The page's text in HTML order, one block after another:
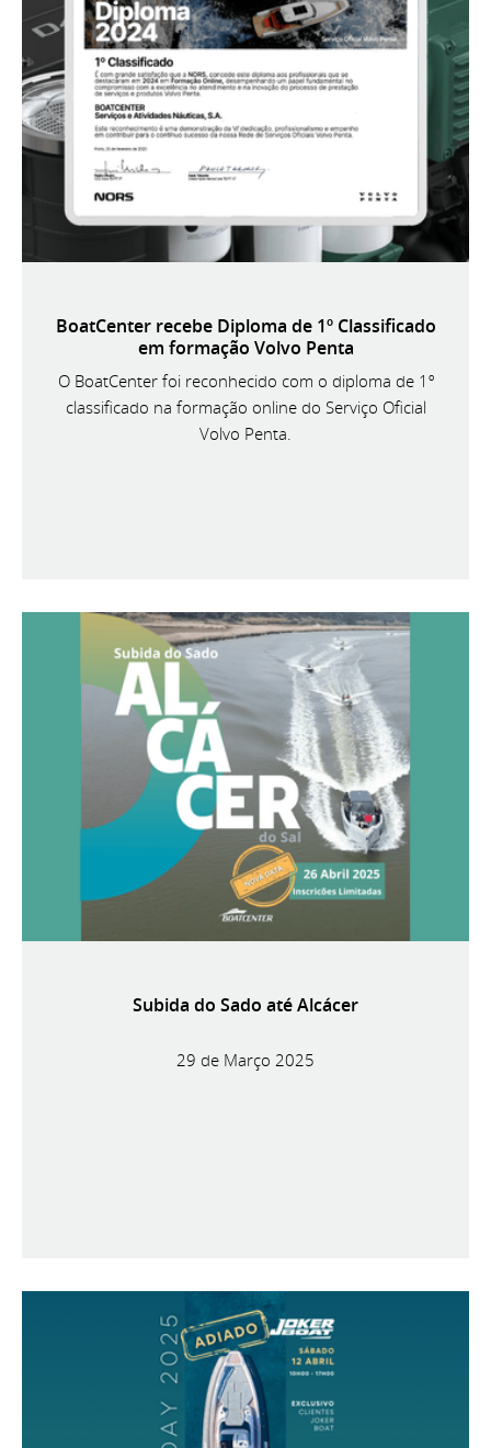
BoatCenter recebe Diploma de 1º Classificado
em formação Volvo Penta
O BoatCenter foi reconhecido com o diploma de 1º
classificado na formação online do Serviço Oficial
Volvo Penta.
Subida do Sado até Alcácer
29 de Março 2025